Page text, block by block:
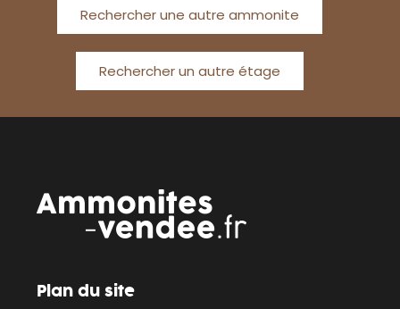
Rechercher une autre ammonite
Rechercher un autre étage
Plan du site